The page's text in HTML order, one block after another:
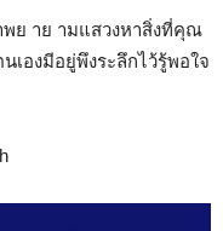
ย าย ามแสวงหาสิ่งที่คุณ
เองมีอยู่พึงระลึกไว้รู้พอใจ